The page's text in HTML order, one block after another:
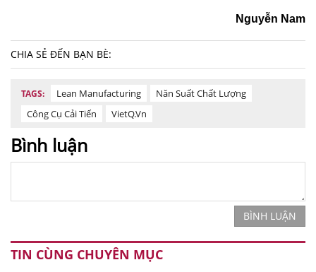
Nguyễn Nam
CHIA SẺ ĐẾN BẠN BÈ:
TAGS: Lean Manufacturing
Năn Suất Chất Lượng
Công Cụ Cải Tiến
VietQ.vn
Bình luận
BÌNH LUẬN
TIN CÙNG CHUYÊN MỤC